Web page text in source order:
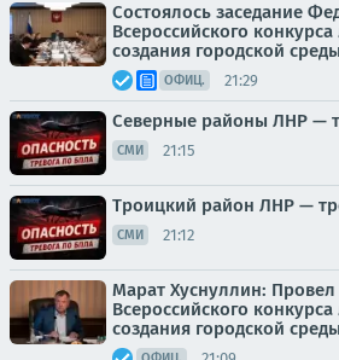
Состоялось заседание
Всероссийского
создания городской среды
ОФИЦ. 21:29
Северные районы ЛНР —
СМИ 21:15
Троицкий район ЛНР —
СМИ 21:12
Марат Хуснуллин: Провел
Всероссийского
создания городской среды